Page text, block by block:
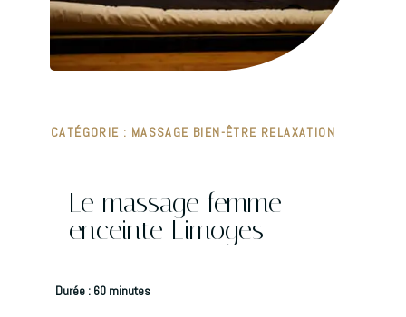
CATÉGORIE : MASSAGE BIEN-ÊTRE RELAXATION
Le massage femme
enceinte Limoges
Durée : 60 minutes